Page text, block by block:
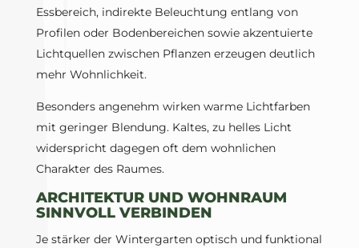
Essbereich, indirekte Beleuchtung entlang von
Profilen oder Bodenbereichen sowie akzentuierte
Lichtquellen zwischen Pflanzen erzeugen deutlich
mehr Wohnlichkeit.
Besonders angenehm wirken warme Lichtfarben
mit geringer Blendung. Kaltes, zu helles Licht
widerspricht dagegen oft dem wohnlichen
Charakter des Raumes.
ARCHITEKTUR UND WOHNRAUM
SINNVOLL VERBINDEN
Je stärker der Wintergarten optisch und funktional